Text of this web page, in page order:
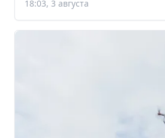
18:03, 3 августа